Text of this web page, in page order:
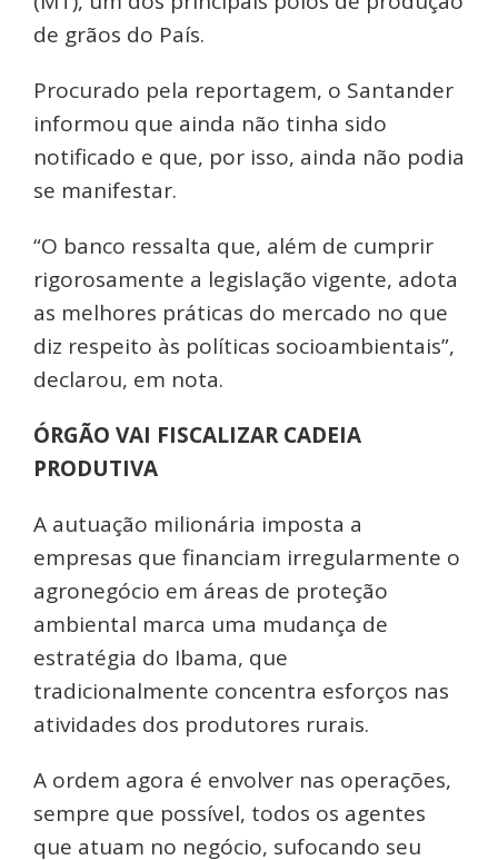
de grãos do País.
Procurado pela reportagem, o Santander
informou que ainda não tinha sido
notificado e que, por isso, ainda não podia
se manifestar.
“O banco ressalta que, além de cumprir
rigorosamente a legislação vigente, adota
as melhores práticas do mercado no que
diz respeito às políticas socioambientais”,
declarou, em nota.
ÓRGÃO VAI FISCALIZAR CADEIA
PRODUTIVA
A autuação milionária imposta a
empresas que financiam irregularmente o
agronegócio em áreas de proteção
ambiental marca uma mudança de
estratégia do Ibama, que
tradicionalmente concentra esforços nas
atividades dos produtores rurais.
A ordem agora é envolver nas operações,
sempre que possível, todos os agentes
que atuam no negócio, sufocando seu